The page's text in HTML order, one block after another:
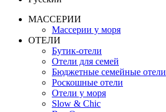
МАССЕРИИ
Массерии у моря
ОТЕЛИ
Бутик-отели
Отели для семей
Бюджетные семейные отели
Роскошные отели
Отели у моря
Slow & Chic